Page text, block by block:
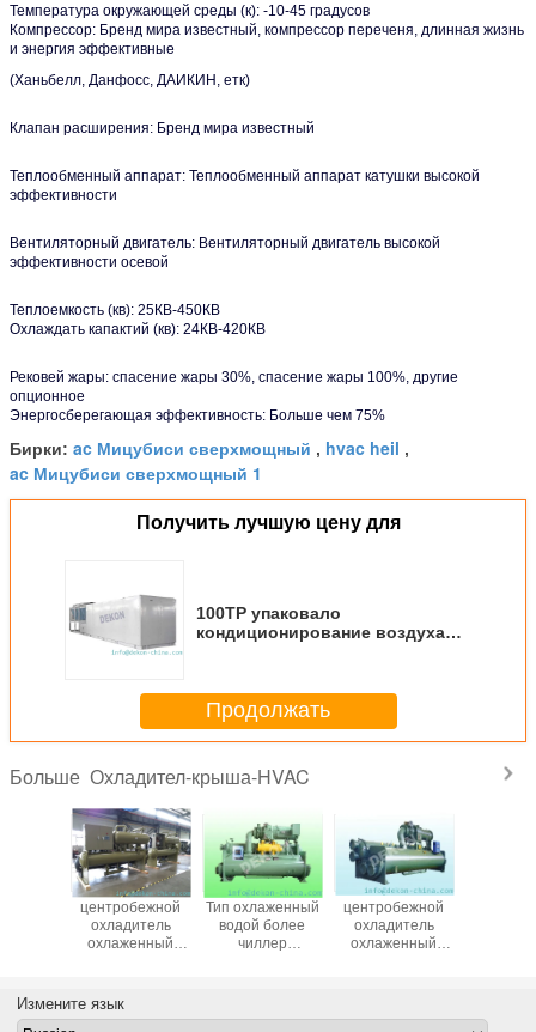
Температура окружающей среды (к): -10-45 градусов
Компрессор: Бренд мира известный, компрессор переченя, длинная жизнь
и энергия эффективные
(Ханьбелл, Данфосс, ДАИКИН, етк)
Клапан расширения: Бренд мира известный
Теплообменный аппарат: Теплообменный аппарат катушки высокой
эффективности
Вентиляторный двигатель: Вентиляторный двигатель высокой
эффективности осевой
Теплоемкость (кв): 25КВ-450КВ
Охлаждать капактий (кв): 24КВ-420КВ
Рековей жары: спасение жары 30%, спасение жары 100%, другие
опционное
Энергосберегающая эффективность: Больше чем 75%
Бирки: ac Мицубиси сверхмощный , hvac heil ,
ac Мицубиси сверхмощный 1
Получить лучшую цену для
100ТР упаковало
кондиционирование воздуха
Продолжать
Больше Охладител-крыша-HVAC
центробежной
охладитель
охлаженный
Тип охлаженный
водой более
чиллер
центробежной
охладитель
охлаженный
Измените язык